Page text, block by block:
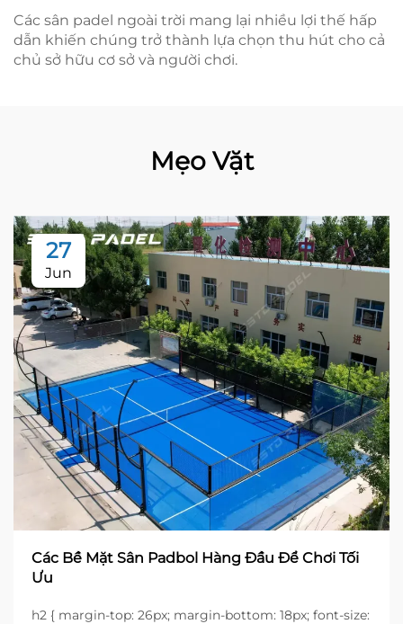
Các sân padel ngoài trời mang lại nhiều lợi thế hấp
dẫn khiến chúng trở thành lựa chọn thu hút cho cả
chủ sở hữu cơ sở và người chơi.
Mẹo Vặt
27
Jun
Các Bề Mặt Sân Padbol Hàng Đầu Để Chơi Tối
Ưu
h2 { margin-top: 26px; margin-bottom: 18px; font-size: